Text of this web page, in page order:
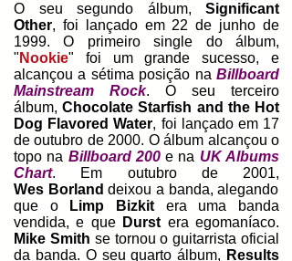
O seu segundo álbum, Significant
Other, foi lançado em 22 de junho de
1999. O primeiro single do álbum,
" Nookie" foi um grande sucesso, e
alcançou a sétima posição na Billboard
Mainstream Rock. O seu terceiro
álbum,Chocolate Starfish and the Hot
Dog Flavored Water, foi lançado em 17
de outubro de 2000. O álbum alcançou o
topo na Billboard 200e na UK Albums
Chart. Em outubro de 2001,
Wes Borlanddeixou a banda, alegando
que o
Limp Bizkit era uma banda
vendida, e que Durst era egomaníaco.
Mike Smith se tornou o guitarrista oficial
da banda. O seu quarto álbum, Results